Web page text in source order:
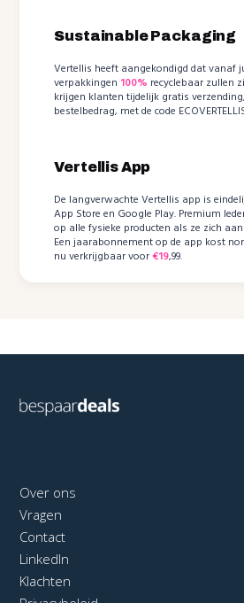
Sustainable Packaging
Vertellis heeft aangekondigd dat vanaf
verpakkingen 100% recyclebaar zullen
krijgen klanten tijdelijk gratis
bestelbedrag, met de code
Vertellis App
De langverwachte Vertellis app is
App Store en Google Play. Premium
op alle fysieke producten als ze zich
Een jaarabonnement op de app kost
nu verkrijgbaar voor€19,99.
Over ons
Vragen
Contact
LinkedIn
Klachten